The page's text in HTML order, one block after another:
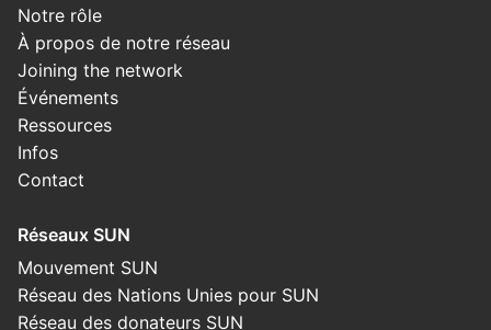
Notre rôle
À propos de notre réseau
Joining the network
Événements
Ressources
Infos
Contact
Réseaux SUN
Mouvement SUN
Réseau des Nations Unies pour SUN
Réseau des donateurs SUN